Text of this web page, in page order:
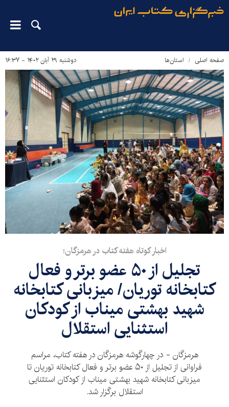
صفحه اصلی استان‌ها دوشنبه ۲۹ آبان ۱۴۰۲ - ۱۶:۳۷
اخبار کوتاه هفته کتاب در هرمزگان؛
تجلیل از ۵۰ عضو برتر و فعال
کتابخانه توریان/ میزبانی کتابخانه
شهید بهشتی میناب از کودکان
استثنایی استقلال
هرمزگان - در چهارگوشه هرمزگان در هفته کتاب، مراسم
فراوانی از تجلیل از ۵۰ عضو برتر و فعال کتابخانه توریان تا
میزبانی کتابخانه شهید بهشتی میناب از کودکان استثنایی
استقلال برگزار شد.